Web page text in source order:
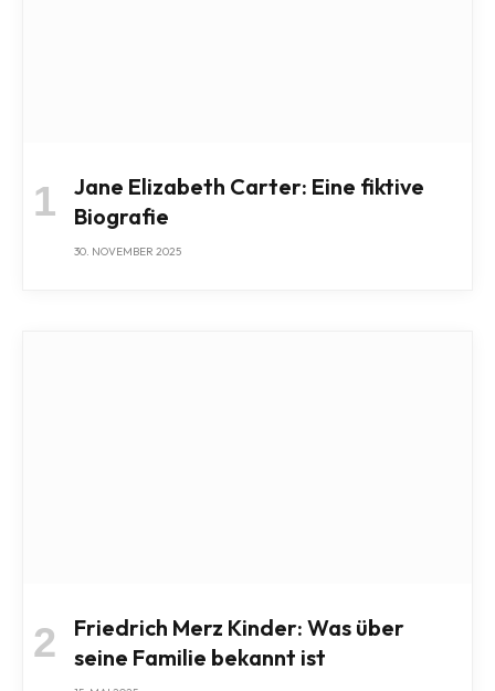
Jane Elizabeth Carter: Eine fiktive
Biografie
30. NOVEMBER 2025
Friedrich Merz Kinder: Was über
seine Familie bekannt ist